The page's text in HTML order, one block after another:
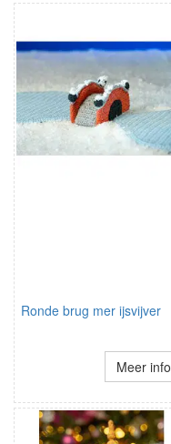
Ronde brug mer ijsvijver
Meer info